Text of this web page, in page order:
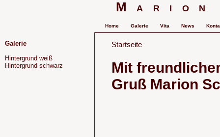
Home Galerie Vita News
Startseite
Mit
Gruß Marion
Galerie
Hintergrund weiß
Hintergrund schwarz